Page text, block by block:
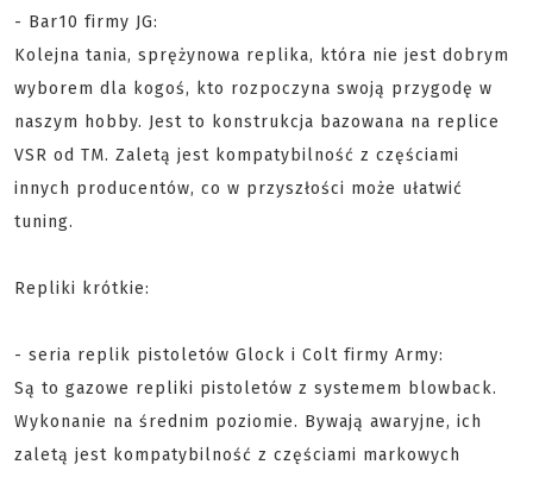
- Bar10 firmy JG:
Kolejna tania, sprężynowa replika, która nie jest dobrym
wyborem dla kogoś, kto rozpoczyna swoją przygodę w
naszym hobby. Jest to konstrukcja bazowana na replice
VSR od TM. Zaletą jest kompatybilność z częściami
innych producentów, co w przyszłości może ułatwić
tuning.
Repliki krótkie:
- seria replik pistoletów Glock i Colt firmy Army:
Są to gazowe repliki pistoletów z systemem blowback.
Wykonanie na średnim poziomie. Bywają awaryjne, ich
zaletą jest kompatybilność z częściami markowych